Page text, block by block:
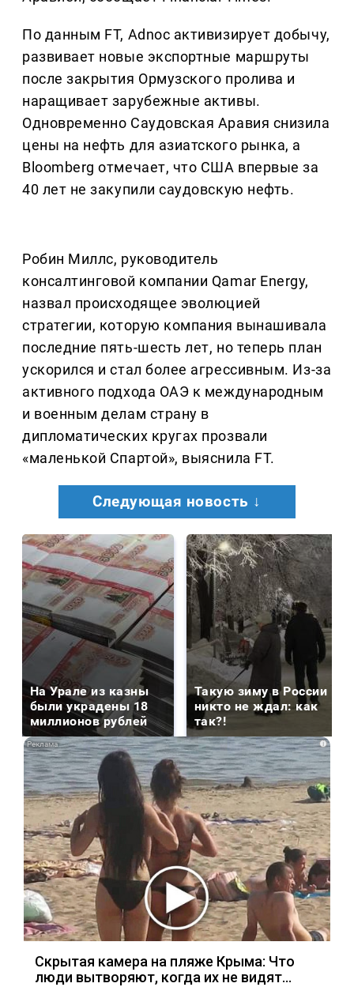
По данным FT, Adnoc активизирует добычу,
развивает новые экспортные маршруты
после закрытия Ормузского пролива и
наращивает зарубежные активы.
Одновременно Саудовская Аравия снизила
цены на нефть для азиатского рынка, а
Bloomberg отмечает, что США впервые за
40 лет не закупили саудовскую нефть.
Робин Миллс, руководитель
консалтинговой компании Qamar Energy,
назвал происходящее эволюцией
стратегии, которую компания вынашивала
последние пять-шесть лет, но теперь план
ускорился и стал более агрессивным. Из-за
активного подхода ОАЭ к международным
и военным делам страну в
дипломатических кругах прозвали
«маленькой Спартой», выяснила FT.
Следующая новость ↓
На Урале из казны
были украдены 18
миллионов рублей
Такую зиму в России
никто не ждал: как
так?!
i
Скрытая камера на пляже Крыма: Что
люди вытворяют, когда их не видят...